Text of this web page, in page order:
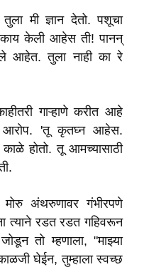
मी ज्ञान देतो. पशूचा
काय केली आहेस ती! पानन्
आहेत. तुला नाही का रे
गाऱ्हाणे करीत आहे
आरोप. 'तू कृतघ्न आहेस.
होतो. तू आमच्यासाठी
अंथरुणावर गंभीरपणे
त्याने रडत रडत गहिवरून
तो म्हणाला, "माझ्या
घेईन, तुम्हाला स्वच्छ